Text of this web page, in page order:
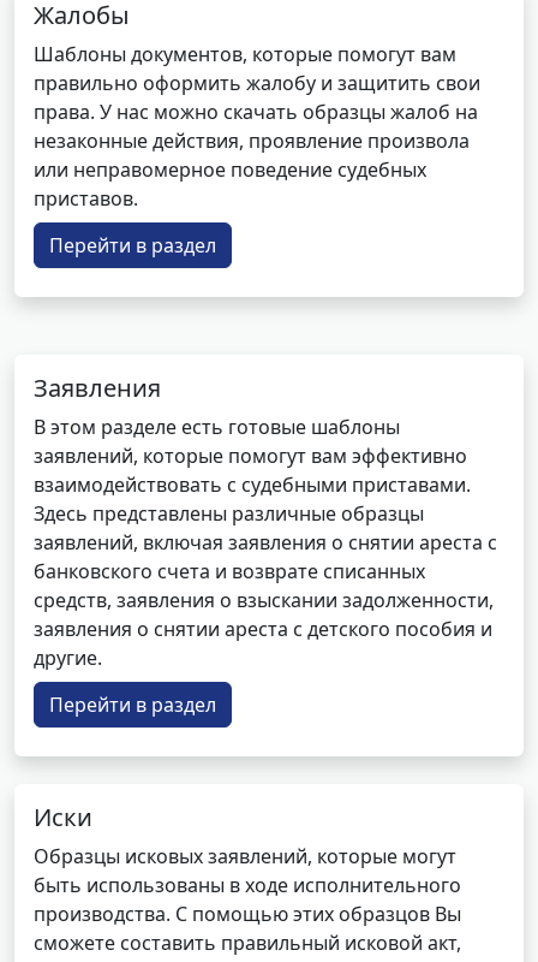
Жалобы
Шаблоны документов, которые помогут вам
правильно оформить жалобу и защитить свои
права. У нас можно скачать образцы жалоб на
незаконные действия, проявление произвола
или неправомерное поведение судебных
приставов.
Перейти в раздел
Заявления
В этом разделе есть готовые шаблоны
заявлений, которые помогут вам эффективно
взаимодействовать с судебными приставами.
Здесь представлены различные образцы
заявлений, включая заявления о снятии ареста с
банковского счета и возврате списанных
средств, заявления о взыскании задолженности,
заявления о снятии ареста с детского пособия и
другие.
Перейти в раздел
Иски
Образцы исковых заявлений, которые могут
быть использованы в ходе исполнительного
производства. С помощью этих образцов Вы
сможете составить правильный исковой акт,